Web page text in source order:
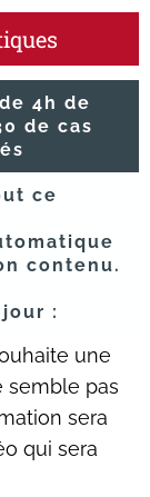
4h de
de cas
ce
contenu.
:
une
semble pas
sera
qui sera